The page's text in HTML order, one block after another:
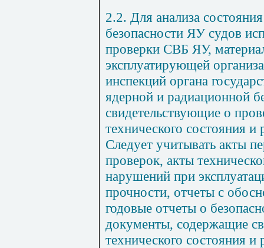
2.2. Для анализа
безопасности ЯУ судов
проверки СВБ ЯУ,
эксплуатирующей
инспекций органа
ядерной и радиационной
свидетельствующие о
технического состояния
Следует учитывать акты
проверок, акты
нарушений при
прочности, отчеты с
годовые отчеты о
документы, содержащие
технического состояния